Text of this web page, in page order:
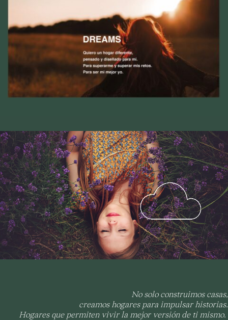
No solo construimos casas,
creamos hogares para impulsar historias.
Hogares que permiten vivir la mejor versión de ti mismo.